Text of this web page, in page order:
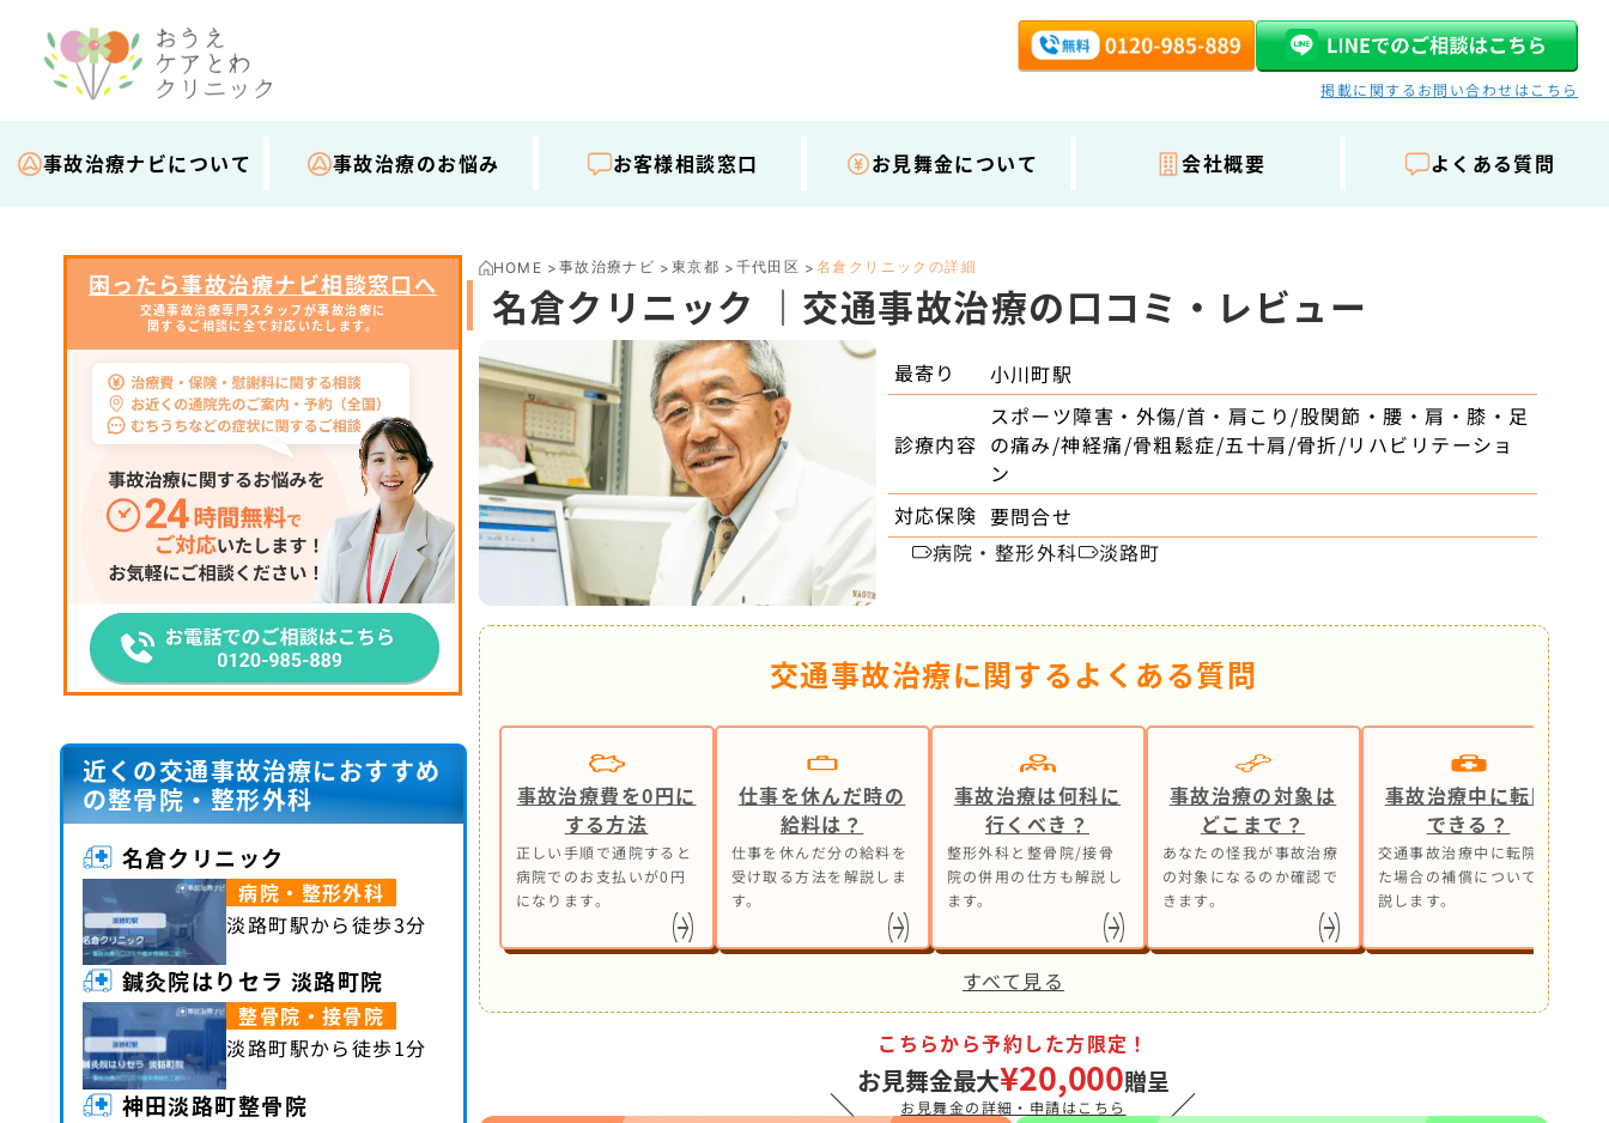
掲載に関するお問い合わせはこちら
事故治療ナビについて 事故治療のお悩み お客様相談窓口 お見舞金について 会社概要 よくある質問
HOME > 事故治療ナビ > 東京都 > 千代田区 > 名倉クリニックの詳細
名倉クリニック ｜交通事故治療の口コミ・レビュー
最寄り 小川町駅
診療内容
スポーツ障害・外傷/首・肩こり/股関節・腰・肩・膝・足
の痛み/神経痛/骨粗鬆症/五十肩/骨折/リハビリテーショ
ン
対応保険 要問合せ
病院・整形外科
淡路町
交通事故治療に関するよくある質問
事故治療費を0円に
する方法
正しい手順で通院すると
病院でのお支払いが0円
になります。
仕事を休んだ時の
給料は？
仕事を休んだ分の給料を
受け取る方法を解説しま
す。
事故治療は何科に
行くべき？
整形外科と整骨院/接骨
院の併用の仕方も解説し
ます。
事故治療の対象は
どこまで？
あなたの怪我が事故治療
の対象になるのか確認で
きます。
事故治療中に転院
できる？
交通事故治療中に転院し
た場合の補償について解
説します。
すべて見る
＼
こちらから予約した方限定！
お見舞金最大¥20,000贈呈
お見舞金の詳細・申請はこちら ／
困ったら事故治療ナビ相談窓口へ
交通事故治療専門スタッフが事故治療に
関するご相談に全て対応いたします。
近くの交通事故治療におすすめ
の整骨院・整形外科
名倉クリニック
病院・整形外科
淡路町駅から徒歩3分
鍼灸院はりセラ 淡路町院
整骨院・接骨院
淡路町駅から徒歩1分
神田淡路町整骨院